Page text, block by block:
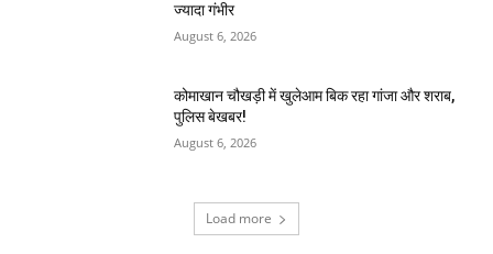
ज्यादा गंभीर
August 6, 2026
कोमाखान चौखड़ी में खुलेआम बिक रहा गांजा और शराब,
पुलिस बेखबर!
August 6, 2026
Load more